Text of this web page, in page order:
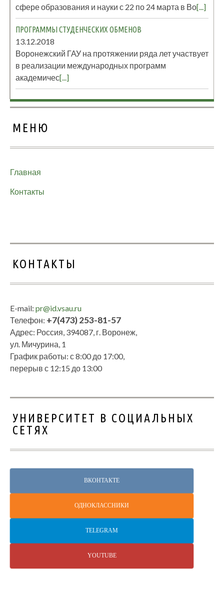
сфере образования и науки с 22 по 24 марта в Во[...]
ПРОГРАММЫ СТУДЕНЧЕСКИХ ОБМЕНОВ
13.12.2018
Воронежский ГАУ на протяжении ряда лет участвует
в реализации международных программ
академичес[...]
МЕНЮ
Главная
Контакты
КОНТАКТЫ
E-mail: pr@id.vsau.ru
Телефон: +7(473) 253-81-57
Адрес: Россия, 394087, г. Воронеж,
ул. Мичурина, 1
График работы: с 8:00 до 17:00,
перерыв с 12:15 до 13:00
УНИВЕРСИТЕТ В СОЦИАЛЬНЫХ
СЕТЯХ
ВКОНТАКТЕ
ОДНОКЛАССНИКИ
TELEGRAM
YOUTUBE